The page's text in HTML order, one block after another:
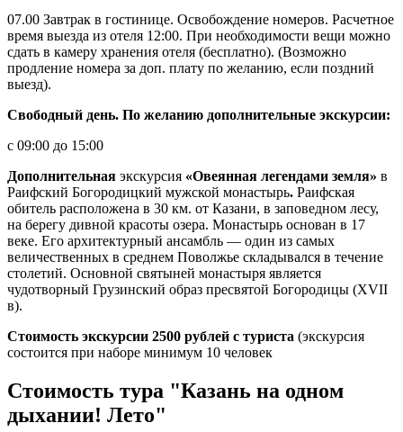
07.00 Завтрак в гостинице. Освобождение номеров. Расчетное
время выезда из отеля 12:00. При необходимости вещи можно
сдать в камеру хранения отеля (бесплатно). (Возможно
продление номера за доп. плату по желанию, если поздний
выезд).
Свободный день. По желанию дополнительные экскурсии:
с 09:00 до 15:00
Дополнительная экскурсия «Овеянная легендами земля» в
Раифский Богородицкий мужской монастырь. Раифская
обитель расположена в 30 км. от Казани, в заповедном лесу,
на берегу дивной красоты озера. Монастырь основан в 17
веке. Его архитектурный ансамбль — один из самых
величественных в среднем Поволжье складывался в течение
столетий. Основной святыней монастыря является
чудотворный Грузинский образ пресвятой Богородицы (XVII
в).
Стоимость экскурсии 2500 рублей с туриста (экскурсия
состоится при наборе минимум 10 человек
Стоимость тура "Казань на одном
дыхании! Лето"